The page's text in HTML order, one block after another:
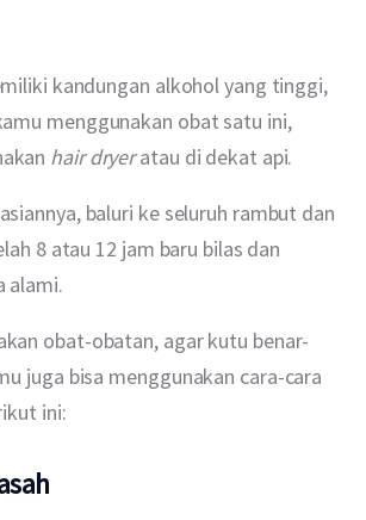
kandungan alkohol yang tinggi,
menggunakan obat satu ini,
hair dryer atau di dekat api.
baluri ke seluruh rambut dan
8 atau 12 jam baru bilas dan
alami.
obat-obatan, agar kutu benar-
juga bisa menggunakan cara-cara
ini: